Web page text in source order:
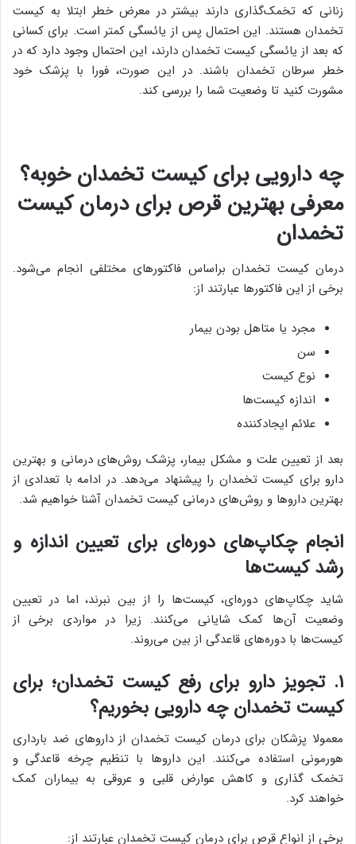
زنانی که تخمک‌گذاری دارند بیشتر در معرض خطر ابتلا به کیست
تخمدان هستند. این احتمال پس از یائسگی کمتر است. برای کسانی
که بعد از یائسگی کیست تخمدان دارند، این احتمال وجود دارد که در
خطر سرطان تخمدان باشند. در این صورت، فورا با پزشک خود
مشورت کنید تا وضعیت شما را بررسی کند.
چه دارویی برای کیست تخمدان خوبه؟
معرفی بهترین قرص برای درمان کیست
تخمدان
درمان کیست تخمدان براساس فاکتورهای مختلفی انجام می‌شود.
برخی از این فاکتورها عبارتند از:
مجرد یا متاهل بودن بیمار
سن
نوع کیست
اندازه کیست‌ها
علائم ایجادکننده
بعد از تعیین علت و مشکل بیمار، پزشک روش‌های درمانی و بهترین
دارو برای کیست تخمدان را پیشنهاد می‌دهد. در ادامه با تعدادی از
بهترین داروها و روش‌های درمانی کیست تخمدان آشنا خواهیم شد.
انجام چکاپ‌های دوره‌ای برای تعیین اندازه و
رشد کیست‌ها
شاید چکاپ‌های دوره‌ای، کیست‌ها را از بین نبرند، اما در تعیین
وضعیت آن‌ها کمک شایانی می‌کنند. زیرا در مواردی برخی از
کیست‌ها با دوره‌های قاعدگی از بین می‌روند.
۱. تجویز دارو برای رفع کیست تخمدان؛ برای
کیست تخمدان چه دارویی بخوریم؟
معمولا پزشکان برای درمان کیست تخمدان از داروهای ضد بارداری
هورمونی استفاده می‌کنند. این داروها با تنظیم چرخه قاعدگی و
تخمک گذاری و کاهش عوارض قلبی و عروقی به بیماران کمک
خواهند کرد.
برخی از انواع قرص برای درمان کیست تخمدان عبارتند از: